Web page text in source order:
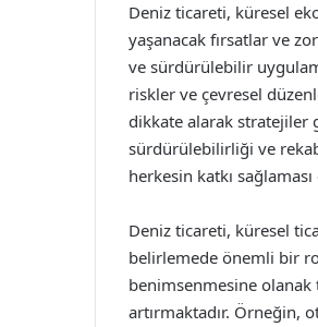
Deniz ticareti, küresel
yaşanacak fırsatlar ve
ve sürdürülebilir
riskler ve çevresel
dikkate alarak stratejiler
sürdürülebilirliği ve
herkesin katkı
Deniz ticareti, küresel
belirlemede önemli bir
benimsenmesine
artırmaktadır. Örneğin,